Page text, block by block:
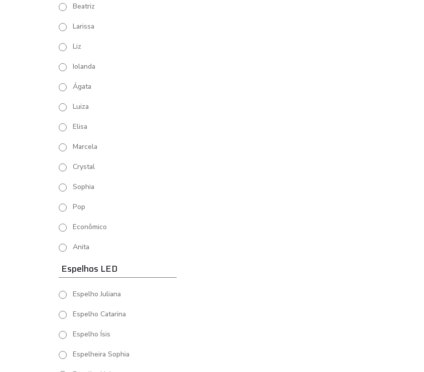
Beatriz
Larissa
Liz
Iolanda
Ágata
Luiza
Elisa
Marcela
Crystal
Sophia
Pop
Econômico
Anita
Espelhos LED
Espelho Juliana
Espelho Catarina
Espelho Ísis
Espelheira Sophia